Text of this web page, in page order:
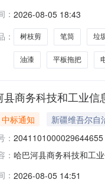
项目所在行政区划名称:
： 2026-08-05 18:43
：
树枝剪 笔筒 垃
油漆 平板拖把
县商务科技和工业
标通知 新疆维吾尔自
： 2041101000029644655
： 哈巴河县商务科技和工
（元）:项目所在行政区
： 2026-08-05 14:51